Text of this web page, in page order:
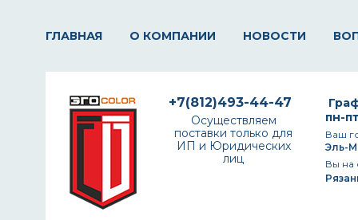
ГЛАВНАЯ О КОМПАНИИ НОВОСТИ
пн-
Ваш
Эль-
Вы на
+7(812)493-44-47
Осуществляем
поставки только для
ИП и Юридических
лиц